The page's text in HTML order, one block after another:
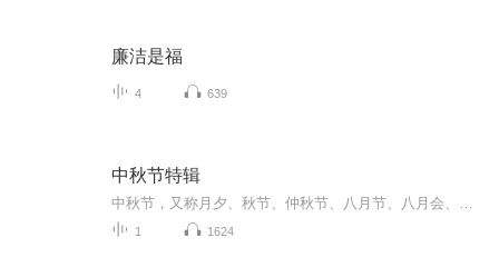
廉洁是福
4 639
中秋节特辑
1 1624